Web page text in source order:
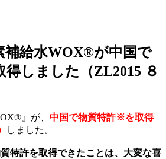
補給水WOX®が中国で
得しました（ZL2015 ８
』が、 中国で物質特許※を取得
しました。
特許を取得できたことは、大変な喜